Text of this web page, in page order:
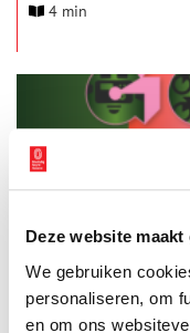
Deze website
We gebruiken
personaliseren, om
en om ons
4 min
Deze zomer staan de
tijdens de derde editie
Tijdens het festival